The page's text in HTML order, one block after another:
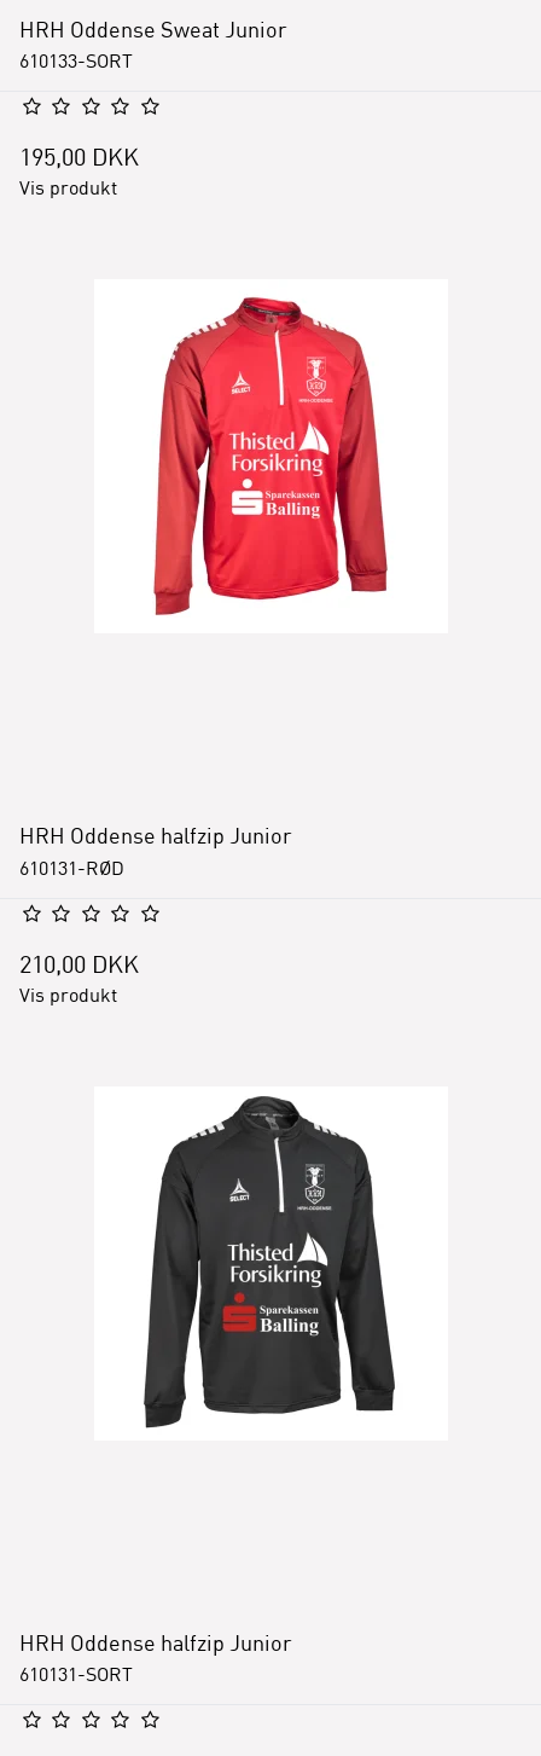
HRH Oddense Sweat Junior
610133-SORT
195,00 DKK
Vis produkt
HRH Oddense halfzip Junior
610131-RØD
210,00 DKK
Vis produkt
HRH Oddense halfzip Junior
610131-SORT